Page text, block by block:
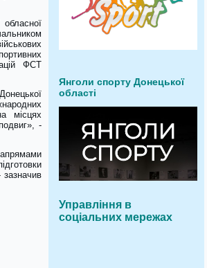
ФСТ
місцях
-
зазначив
Янголи спорту Донецької
області
Управління в
соціальних мережах